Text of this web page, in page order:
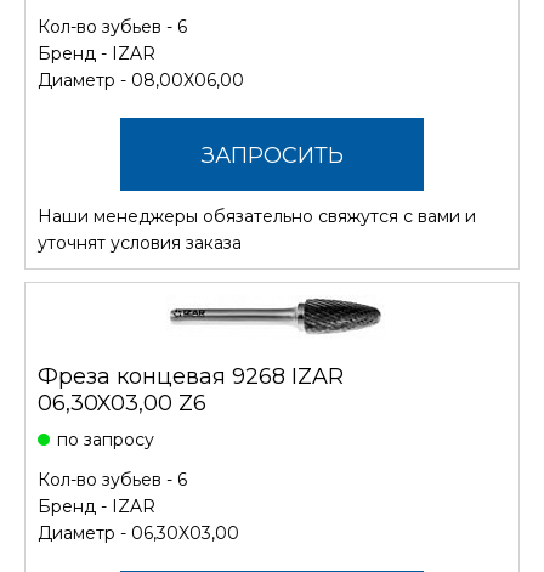
Кол-во зубьев - 6
Бренд - IZAR
Диаметр - 08,00X06,00
ЗАПРОСИТЬ
СТОИМОСТЬ
Наши менеджеры обязательно свяжутся с вами и
уточнят условия заказа
Фреза концевая 9268 IZAR
06,30X03,00 Z6
по запросу
Кол-во зубьев - 6
Бренд - IZAR
Диаметр - 06,30X03,00